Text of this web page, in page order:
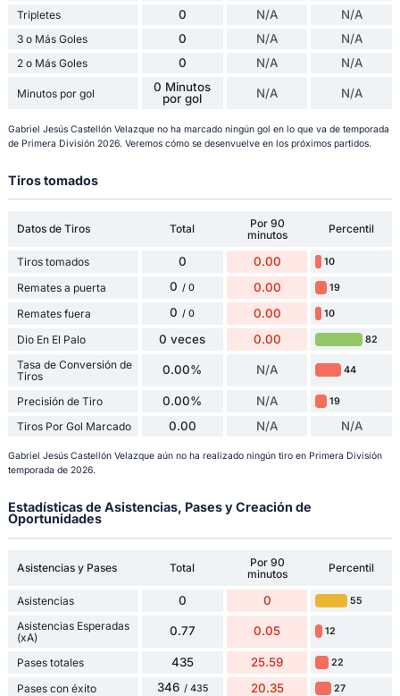
Tripletes 0 N/A N/A
3 o Más Goles 0 N/A N/A
2 o Más Goles 0 N/A N/A
Minutos por gol
0 Minutos
por gol
N/A N/A
Gabriel Jesús Castellón Velazque no ha marcado ningún gol en lo que va de temporada
de Primera División 2026. Veremos cómo se desenvuelve en los próximos partidos.
Tiros tomados
Datos de Tiros Total
Por 90
minutos
Percentil
Tiros tomados 0 0.00 10
Remates a puerta 0 / 0 0.00 19
Remates fuera 0 / 0 0.00 10
Dio En El Palo 0 veces 0.00 82
Tasa de Conversión de
Tiros
0.00% N/A 44
Precisión de Tiro 0.00% N/A 19
Tiros Por Gol Marcado 0.00 N/A N/A
Gabriel Jesús Castellón Velazque aún no ha realizado ningún tiro en Primera División
temporada de 2026.
Estadísticas de Asistencias, Pases y Creación de
Oportunidades
Asistencias y Pases Total
Por 90
minutos
Percentil
Asistencias 0 0 55
Asistencias Esperadas
(xA)
0.77 0.05 12
Pases totales 435 25.59 22
Pases con éxito 346 / 435 20.35 27